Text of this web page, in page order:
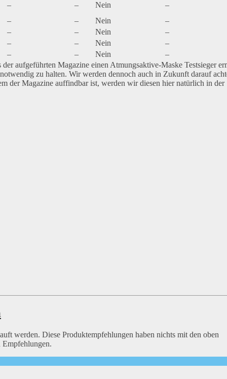
–
– Nein
–
–
– Nein
–
–
– Nein
–
–
– Nein
–
–
– Nein
–
aufgeführten Magazine einen Atmungsaktive-Maske Testsieger
zu halten. Wir werden dennoch auch in Zukunft darauf
der Magazine auffindbar ist, werden wir diesen hier natürlich in der
werden. Diese Produktempfehlungen haben nichts mit den oben
Empfehlungen.